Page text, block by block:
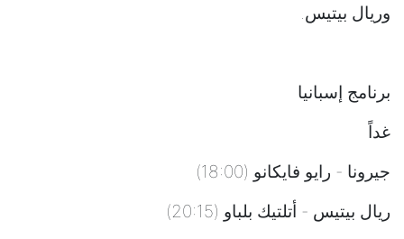
وريال بيتيس.
برنامج إسبانيا
غداً
جيرونا - رايو فايكانو (18:00)
ريال بيتيس - أتلتيك بلباو (20:15)